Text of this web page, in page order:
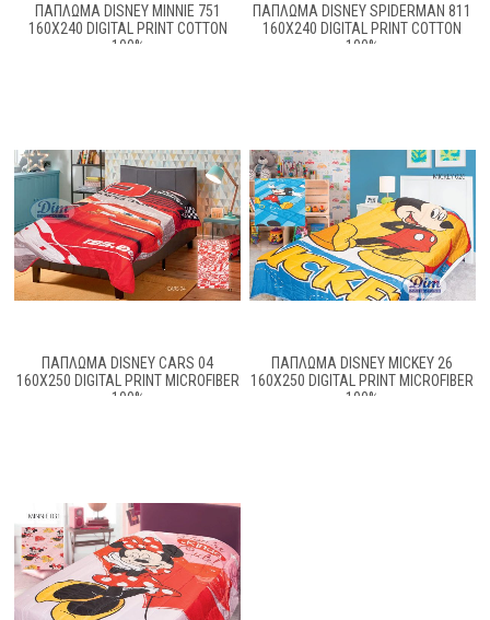
ΠΑΠΛΩΜΑ DISNEY MINNIE 751
160X240 DIGITAL PRINT COTTON
100%
ΠΑΠΛΩΜΑ DISNEY SPIDERMAN 811
160X240 DIGITAL PRINT COTTON
100%
ΠΑΠΛΩΜΑ DISNEY CARS 04
160X250 DIGITAL PRINT MICROFIBER
100%
ΠΑΠΛΩΜΑ DISNEY MICKEY 26
160X250 DIGITAL PRINT MICROFIBER
100%